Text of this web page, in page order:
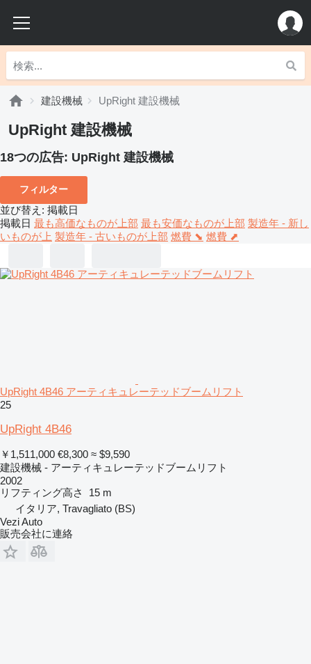
建設機械 UpRight 建設機械
UpRight 建設機械
18つの広告: UpRight 建設機械
フィルター
並び替え : 掲載日
掲載日 最も高価なものが上部 最も安価なものが上部 製造年 - 新し
いものが上 製造年 - 古いものが上部 燃費 ⬊ 燃費 ⬈
UpRight 4B46 アーティキュレーテッドブームリフト
25
UpRight 4B46
￥1,511,000 €8,300 ≈ $9,590
建設機械 - アーティキュレーテッドブームリフト
2002
リフティング高さ
15 m
イタリア, Travagliato (BS)
Vezi Auto
販売会社に連絡